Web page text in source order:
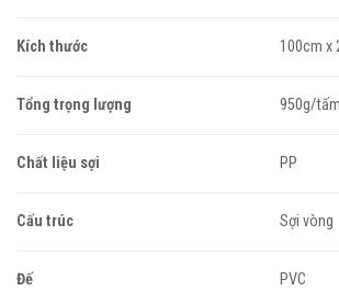
Kích thước 100cm x
Tổng trọng lượng 950g/tấm
Chất liệu sợi PP
Cấu trúc Sợi vòng
Đế PVC